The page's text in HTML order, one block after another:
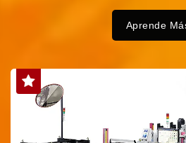
Aprende